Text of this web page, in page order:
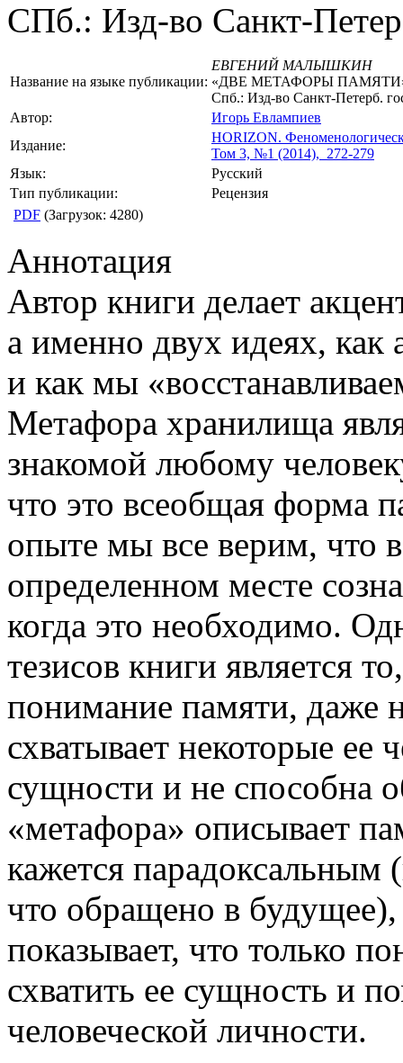
СПб.: Изд-во Санкт-
Название на языке публикации:
ЕВГЕНИЙ МАЛЫШКИН
«ДВЕ МЕТАФОРЫ
Спб.: Изд-во Санкт-Петерб.
Автор:
Игорь Евлампиев
Издание:
HORIZON.
Том 3, №1 (2014), 272-279
Язык:
Русский
Тип публикации:
Рецензия
PDF (Загрузок: 4280)
Аннотация
Автор книги делает
а именно двух идеях, как
и как мы
Метафора хранилища
знакомой любому
что это всеобщая форма
опыте мы все верим, что
определенном месте
когда это необходимо.
тезисов книги является
понимание памяти, даже
схватывает некоторые ее
сущности и не способна
«метафора» описывает
кажется
что обращено в будущее),
показывает, что только
схватить ее сущность и
человеческой личности.